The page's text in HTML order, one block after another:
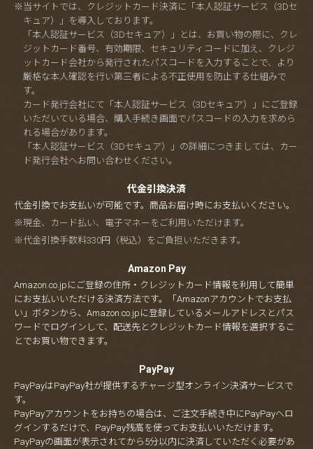
※当サイトでは、クレジットカード決済に「本人認証サービス（3Dセ
キュア）」を導入しております。
「本人認証サービス（3Dセキュア）」とは、お買い物の際に、クレ
ジットカード番号、有効期限、セキュリティコードに加え、クレジ
ットカード会社から発行されたパスコードを入力することで、より
厳格な本人確認を行い第三者による不正使用を防止する仕組みで
す。
カード発行会社にて「本人認証サービス（3Dセキュア）」にご登録
いただいている場合、購入手続き画面でパスコードの入力を求めら
れる場合があります。
「本人認証サービス（3Dセキュア）」の詳細につきましては、カー
ド発行会社へお問い合わせください。
代金引換決済
代金引換でお支払いが可能です。商品お届け時にお支払いください。
※現金、カード払い、電子マネーをご利用いただけます。
※代金引換手数料330円（税込）をご負担いただきます。
Amazon Pay
Amazon.co.jpにご登録の住所・クレジットカード情報を利用して簡単
にお支払いいただける決済方法です。「Amazonアカウントでお支払
い」ボタンから、Amazon.co.jpに登録しているメールアドレスとパス
ワードでログインして、配送先とクレジットカード情報を選択するこ
とでお買い物できます。
PayPay
PayPayはPayPay社が提供するチャージ型オンライン決済サービスで
す。
PayPayアカウントをお持ちの場合は、ご注文手続き中にPayPayへロ
グインするだけで、PayPay残高を使ってお支払いいただけます。
PayPayの画面が表示されてから5分以内に決済していただく必要があ